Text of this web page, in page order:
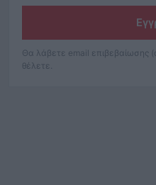
Θα λάβετε email επιβεβαίωσης
θέλετε.